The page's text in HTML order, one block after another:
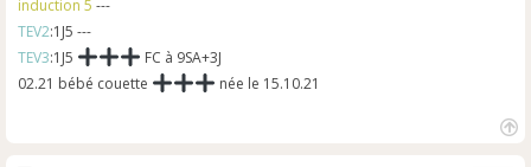
induction 5 ---
TEV2:1J5 ---
TEV3:1J5
FC à 9SA+3J
02.21 bébé couette
née le 15.10.21